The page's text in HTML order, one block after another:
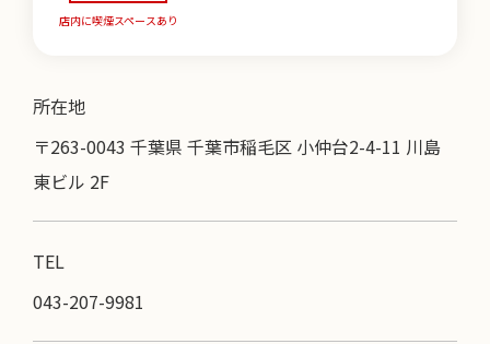
店内に喫煙スペースあり
所在地
〒263-0043 千葉県 千葉市稲毛区 小仲台2-4-11 川島
東ビル 2F
TEL
043-207-9981